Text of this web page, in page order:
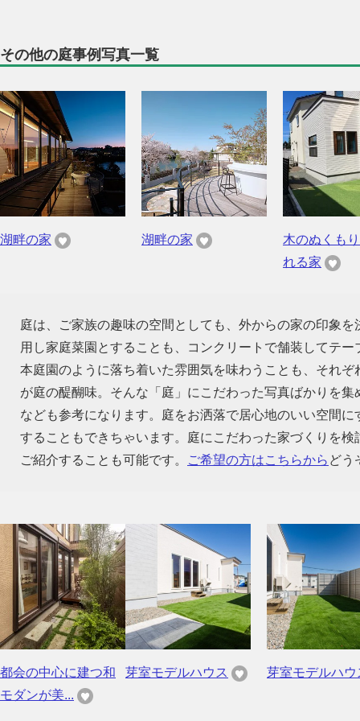
その他の庭事例写真一覧
湖畔の家 湖畔の家
木のぬくも
れる家
庭は、ご家族の趣味の空間としても、外からの家の印象
用し家庭菜園とすることも、コンクリートで舗装してテ
本庭園のように落ち着いた雰囲気を味わうことも、それ
が庭の醍醐味。そんな「庭」にこだわった写真ばかりを
なども参考になります。庭をお洒落で居心地のいい空間
することもできちゃいます。庭にこだわった家づくりを
ご紹介することも可能です。
ご希望の方はこちらから どう
都会の中心に建つ和
モダンが美...
芽室モデルハウス 芽室モデルハウ